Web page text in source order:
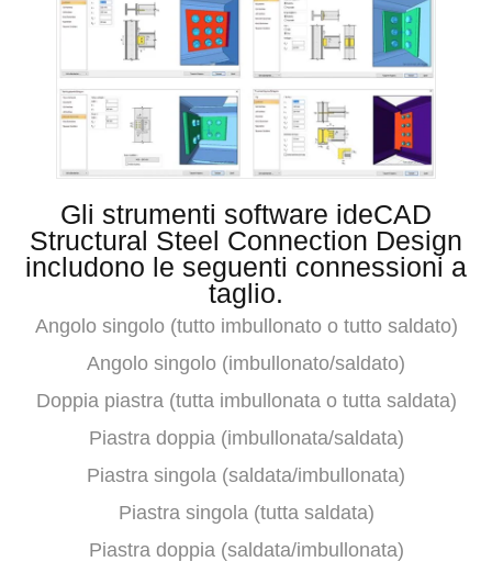
Gli strumenti software ideCAD
Structural Steel Connection Design
includono le seguenti connessioni a
taglio.
Angolo singolo (tutto imbullonato o tutto saldato)
Angolo singolo (imbullonato/saldato)
Doppia piastra (tutta imbullonata o tutta saldata)
Piastra doppia (imbullonata/saldata)
Piastra singola (saldata/imbullonata)
Piastra singola (tutta saldata)
Piastra doppia (saldata/imbullonata)